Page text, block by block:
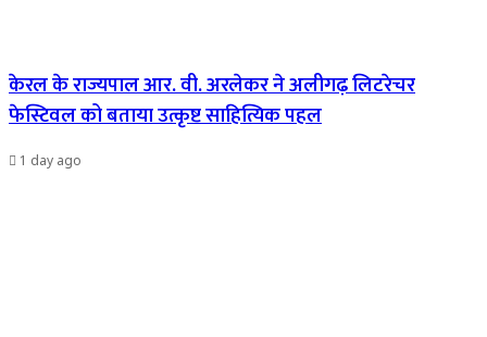
केरल के राज्यपाल आर. वी. अरलेकर ने अलीगढ़ लिटरेचर
फेस्टिवल को बताया उत्कृष्ट साहित्यिक पहल
1 day ago